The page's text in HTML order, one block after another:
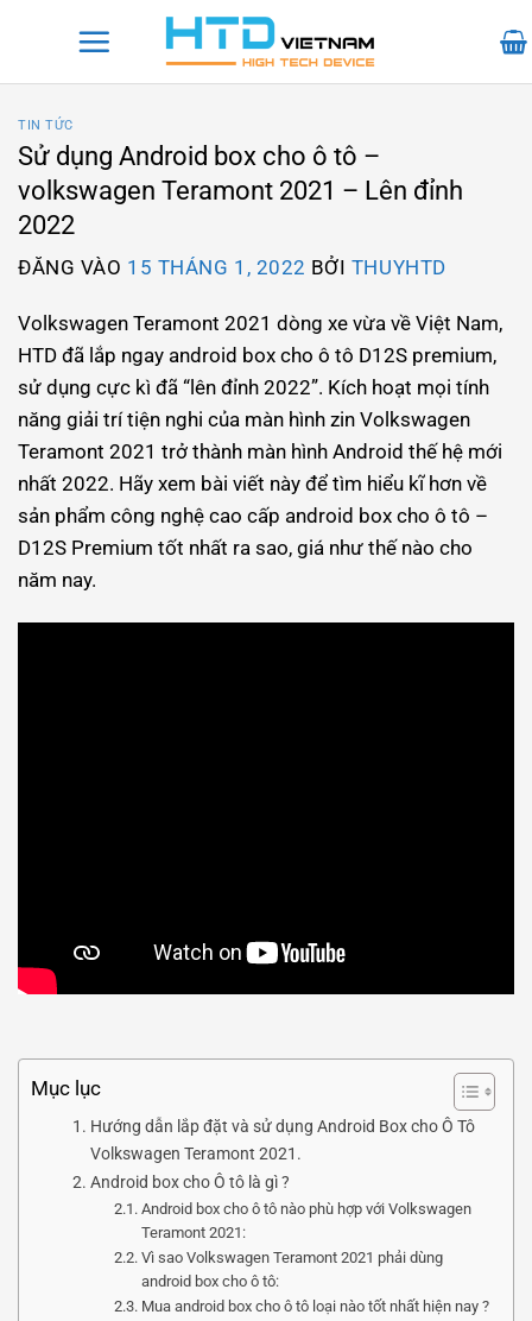
TIN TỨC
Sử dụng Android box cho ô tô –
volkswagen Teramont 2021 – Lên đỉnh
2022
ĐĂNG VÀO 15 THÁNG 1, 2022 BỞI THUYHTD
Volkswagen Teramont 2021 dòng xe vừa về Việt Nam,
HTD đã lắp ngay android box cho ô tô D12S premium,
sử dụng cực kì đã “lên đỉnh 2022”. Kích hoạt mọi tính
năng giải trí tiện nghi của màn hình zin Volkswagen
Teramont 2021 trở thành màn hình Android thế hệ mới
nhất 2022. Hãy xem bài viết này để tìm hiểu kĩ hơn về
sản phẩm công nghệ cao cấp android box cho ô tô –
D12S Premium tốt nhất ra sao, giá như thế nào cho
năm nay.
Mục lục
Hướng dẫn lắp đặt và sử dụng Android Box cho Ô Tô
Volkswagen Teramont 2021.
Android box cho Ô tô là gì ?
Android box cho ô tô nào phù hợp với Volkswagen
Teramont 2021:
Vì sao Volkswagen Teramont 2021 phải dùng
android box cho ô tô:
Mua android box cho ô tô loại nào tốt nhất hiện nay ?